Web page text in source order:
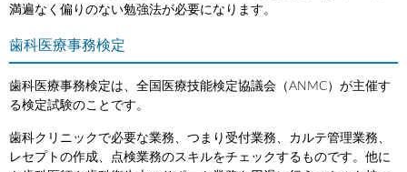
満遍なく偏りのない勉強法が必要になります。
歯科医療事務検定
歯科医療事務検定は、全国医療技能検定協議会（ANMC）が主催す
る検定試験のことです。
歯科クリニックで必要な業務、つまり受付業務、カルテ管理業務、
レセプトの作成、点検業務のスキルをチェックするものです。他に